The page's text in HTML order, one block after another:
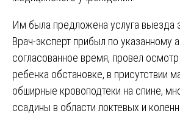
Им была предложена услуга выезда
Врач-эксперт прибыл по указанному
согласованное время, провел
ребенка обстановке, в присутствии
обширные кровоподтеки на спине,
ссадины в области локтевых и